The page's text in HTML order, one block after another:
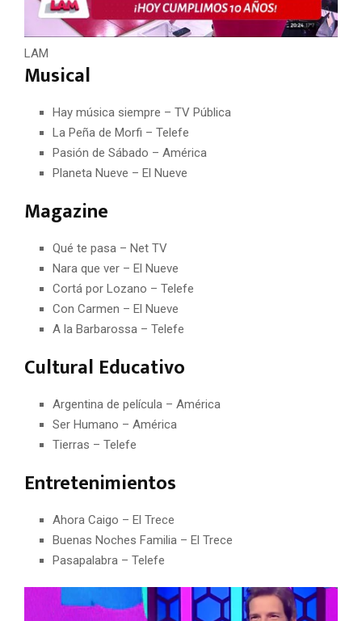
LAM
Musical
Hay música siempre – TV Pública
La Peña de Morfi – Telefe
Pasión de Sábado – América
Planeta Nueve – El Nueve
Magazine
Qué te pasa – Net TV
Nara que ver – El Nueve
Cortá por Lozano – Telefe
Con Carmen – El Nueve
A la Barbarossa – Telefe
Cultural Educativo
Argentina de película – América
Ser Humano – América
Tierras – Telefe
Entretenimientos
Ahora Caigo – El Trece
Buenas Noches Familia – El Trece
Pasapalabra – Telefe